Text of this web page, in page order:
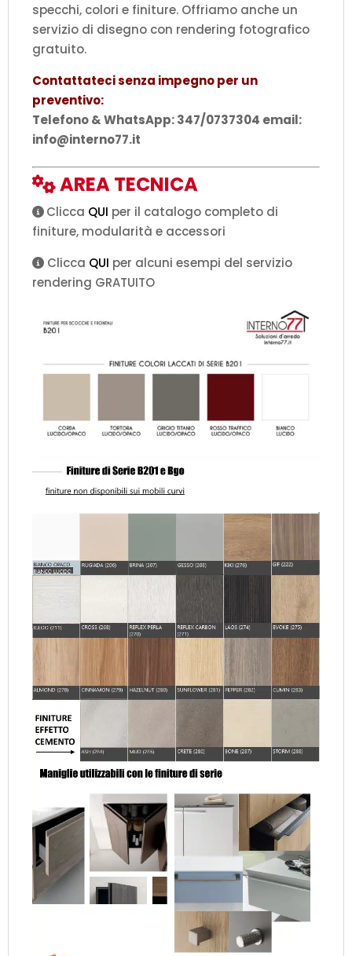
specchi, colori e finiture. Offriamo anche un
servizio di disegno con rendering fotografico
gratuito.
Contattateci senza impegno per un
preventivo:
Telefono & WhatsApp: 347/0737304 email:
info@interno77.it
AREA TECNICA
Clicca QUI per il catalogo completo di
finiture, modularità e accessori
Clicca QUI per alcuni esempi del servizio
rendering GRATUITO